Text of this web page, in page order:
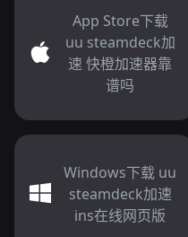
App Store下载
uu steamdeck加
速 快橙加速器靠
谱吗
Windows下载 uu
steamdeck加速
ins在线网页版